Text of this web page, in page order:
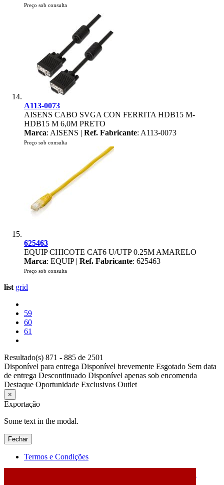
Preço sob consulta
A113-0073
AISENS CABO SVGA CON FERRITA HDB15 M-
HDB15 M 6,0M PRETO
Marca: AISENS | Ref. Fabricante: A113-0073
Preço sob consulta
625463
EQUIP CHICOTE CAT6 U/UTP 0.25M AMARELO
Marca: EQUIP | Ref. Fabricante: 625463
Preço sob consulta
list grid
59
60
61
Resultado(s) 871 - 885 de 2501
Disponível para entrega Disponível brevemente Esgotado Sem data
de entrega Descontinuado Disponível apenas sob encomenda
Destaque Oportunidade Exclusivos Outlet
×
Exportação
Some text in the modal.
Fechar
Termos e Condições